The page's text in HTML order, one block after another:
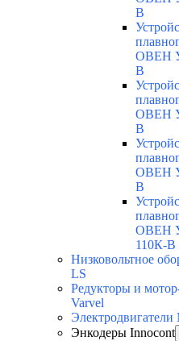
В
ОВЕН
В
ОВЕН
В
ОВЕН
В
ОВЕН
110К-В
Низковольтное
LS
Редукторы и
Varvel
Энкодеры Innocont